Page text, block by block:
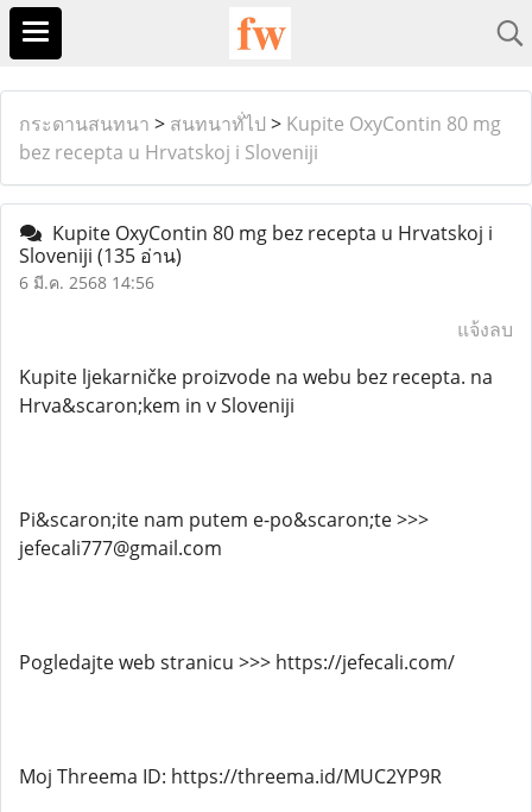
กระดานสนทนา > สนทนาทั่ไป > Kupite OxyContin 80 mg
bez recepta u Hrvatskoj i Sloveniji
Kupite OxyContin 80 mg bez recepta u Hrvatskoj i
Sloveniji (135 อ่าน)
6 มี.ค. 2568 14:56
แจ้งลบ
Kupite ljekarničke proizvode na webu bez recepta. na
Hrva&scaron;kem in v Sloveniji
Pi&scaron;ite nam putem e-po&scaron;te >>>
jefecali777@gmail.com
Pogledajte web stranicu >>> https://jefecali.com/
Moj Threema ID: https://threema.id/MUC2YP9R